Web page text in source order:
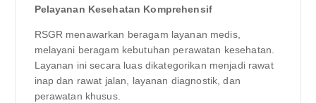
Pelayanan Kesehatan Komprehensif
RSGR menawarkan beragam layanan medis,
melayani beragam kebutuhan perawatan kesehatan.
Layanan ini secara luas dikategorikan menjadi rawat
inap dan rawat jalan, layanan diagnostik, dan
perawatan khusus.